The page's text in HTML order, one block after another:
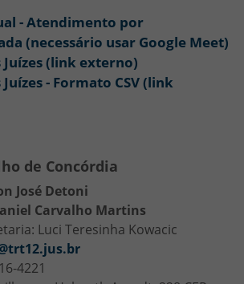
- Atendimento por
(necessário usar Google Meet)
Juízes (link externo)
- Formato CSV (link
de Concórdia
José Detoni
Carvalho Martins
Luci Teresinha Kowacic
4221